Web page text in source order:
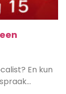
En kun